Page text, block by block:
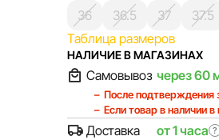
36 36.5 37 37.5
Таблица размеров
НАЛИЧИЕ В МАГАЗИНАХ
Самовывоз через 60
После подтверждения
Если товар в наличии
Доставка от 1 часа ?